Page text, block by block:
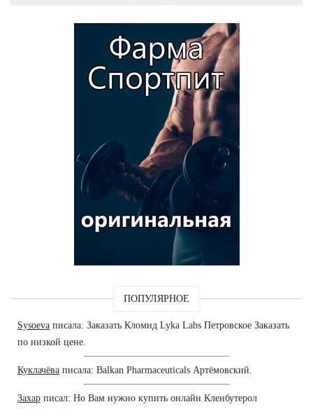
ПОПУЛЯРНОЕ
Sysoeva писала: Заказать Кломид Lyka Labs Петровское Заказать
по низкой цене.
Куклачёва писала: Balkan Pharmaceuticals Артёмовский.
Захар писал: Но Вам нужно купить онлайн Кленбутерол